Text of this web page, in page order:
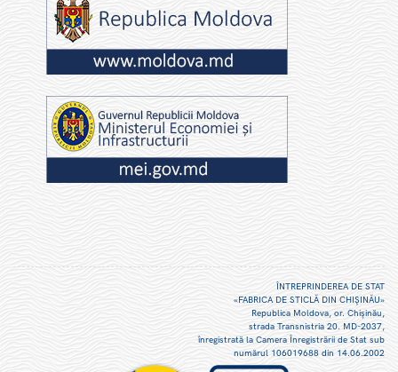
ÎNTREPRINDEREA DE STAT
«FABRICA DE STICLĂ DIN CHIŞINĂU»
Republica Moldova, or. Chişinău,
strada Transnistria 20. MD-2037,
înregistrată la Camera Înregistrării de Stat sub
numărul 106019688 din 14.06.2002